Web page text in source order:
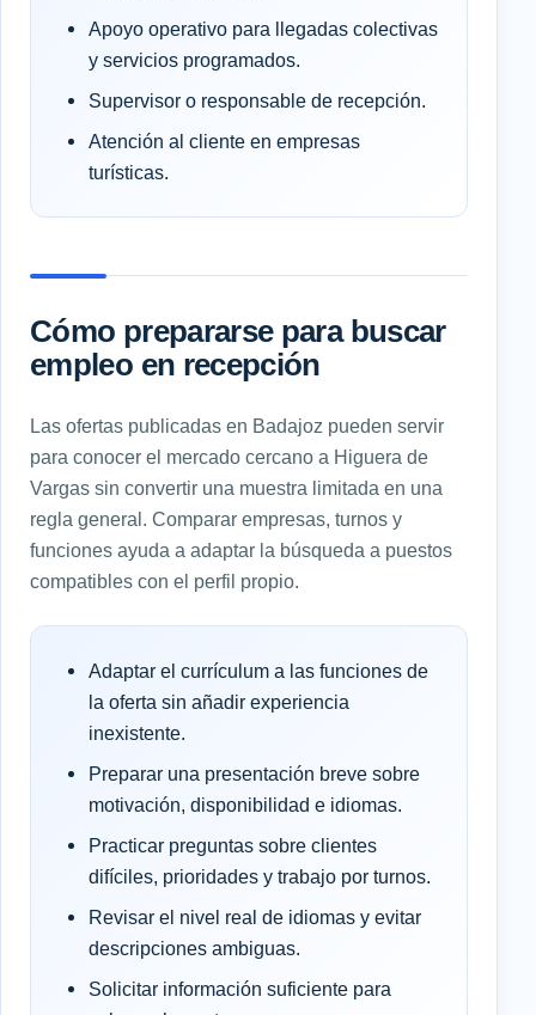
Apoyo operativo para llegadas colectivas
y servicios programados.
Supervisor o responsable de recepción.
Atención al cliente en empresas
turísticas.
Cómo prepararse para buscar
empleo en recepción
Las ofertas publicadas en Badajoz pueden servir
para conocer el mercado cercano a Higuera de
Vargas sin convertir una muestra limitada en una
regla general. Comparar empresas, turnos y
funciones ayuda a adaptar la búsqueda a puestos
compatibles con el perfil propio.
Adaptar el currículum a las funciones de
la oferta sin añadir experiencia
inexistente.
Preparar una presentación breve sobre
motivación, disponibilidad e idiomas.
Practicar preguntas sobre clientes
difíciles, prioridades y trabajo por turnos.
Revisar el nivel real de idiomas y evitar
descripciones ambiguas.
Solicitar información suficiente para